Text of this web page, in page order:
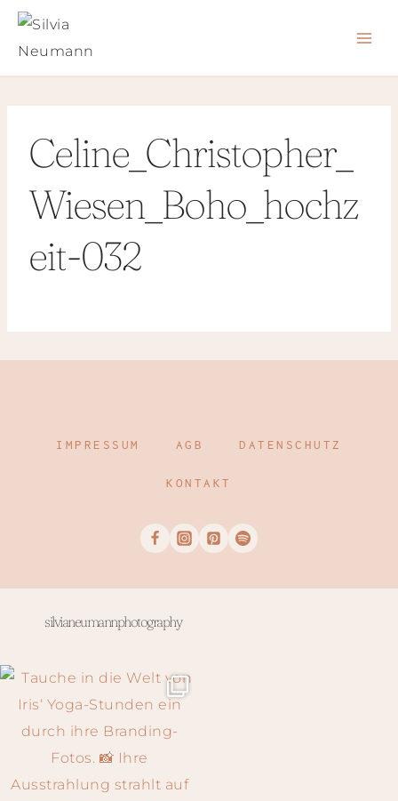
Zum
Celine_Christopher_
Wiesen_Boho_hochz
eit-032
IMPRESSUM AGB DATENSCHUTZ
KONTAKT
silvianeumannphotography